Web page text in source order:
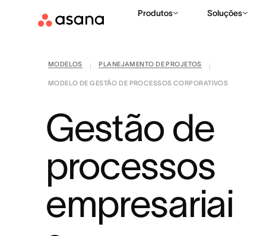
Produtos Soluções
MODELOS PLANEJAMENTO DE PROJETOS
MODELO DE GESTÃO DE PROCESSOS CORPORATIVOS
Gestão de
processos
empresariai